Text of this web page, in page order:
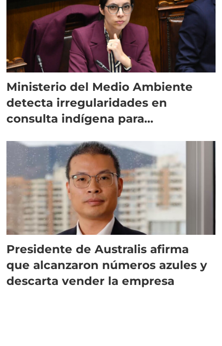
Ministerio del Medio Ambiente
detecta irregularidades en
consulta indígena para
Presidente de Australis afirma
que alcanzaron números azules y
descarta vender la empresa